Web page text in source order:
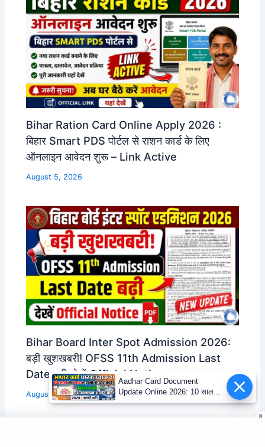
Bihar Ration Card Online Apply 2026 :
बिहार Smart PDS पोर्टल से राशन कार्ड के लिए
ऑनलाइन आवेदन शुरू – Link Active
August 5, 2026
Bihar Board Inter Spot Admission 2026:
बड़ी खुशखबरी! OFSS 11th Admission Last
Date बढ़ी, देखें Official Notice
August 5, 2026
Aadhar Card Document
Update Online 2026: 10 साल
पुराने आधार में फ्री डॉक्यूमेंट अपडेट